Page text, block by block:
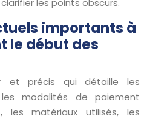
les points obscurs.
importants à
le début des
et précis qui détaille les
modalités de paiement
les matériaux utilisés, les